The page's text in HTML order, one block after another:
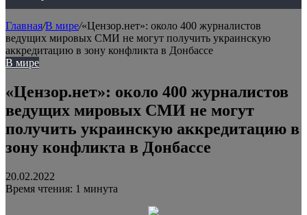
Главная/В мире/«Цензор.нет»: около 400 журналистов
ведущих мировых СМИ не могут получить украинскую
аккредитацию в зону конфликта в Донбассе
В мире
«Цензор.нет»: около 400 журналистов
ведущих мировых СМИ не могут
получить украинскую аккредитацию в
зону конфликта в Донбассе
20.02.2022
Время чтения: 1 минута